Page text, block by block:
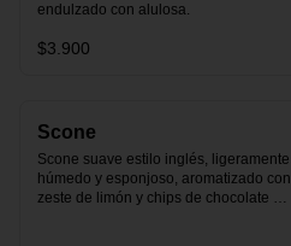
endulzado con alulosa.
$3.900
Scone
Scone suave estilo inglés, ligeramente
húmedo y esponjoso, aromatizado con
zeste de limón y chips de chocolate